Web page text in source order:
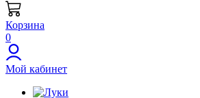
Корзина
0
Мой кабинет